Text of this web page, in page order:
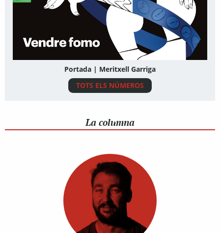
Portada | Meritxell Garriga
TOTS ELS NÚMEROS
La columna